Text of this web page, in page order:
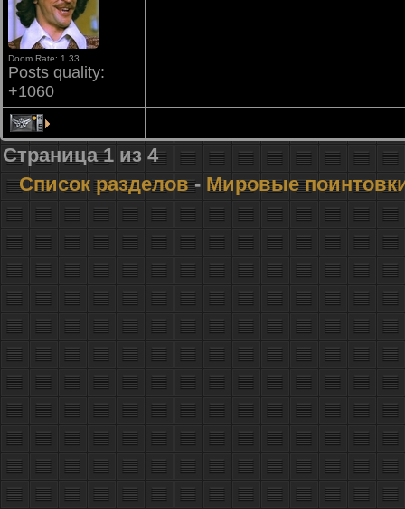
Doom Rate: 1.33
Posts quality:
+1060
5
Страница1 из 4
Список разделов- Мировые